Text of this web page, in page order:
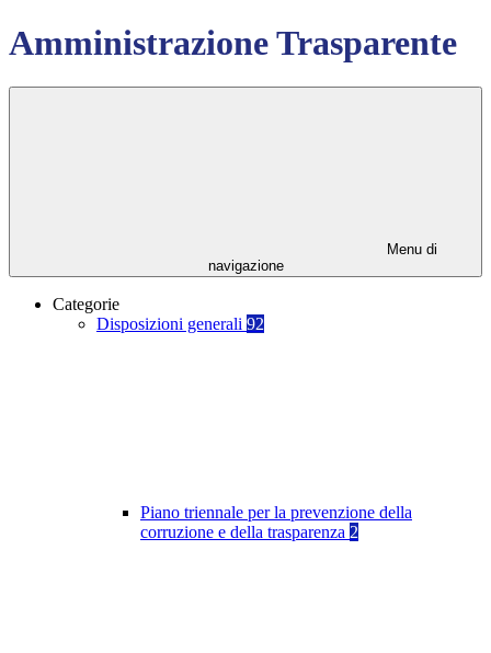
Amministrazione Trasparente
Menu di
navigazione
Categorie
Disposizioni generali 92
Piano triennale per la prevenzione della
corruzione e della trasparenza 2